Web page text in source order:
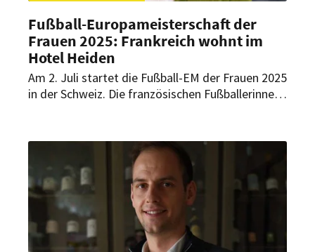
Fußball-Europameisterschaft der
Frauen 2025: Frankreich wohnt im
Hotel Heiden
Am 2. Juli startet die Fußball-EM der Frauen 2025
in der Schweiz. Die französischen Fußballerinnen
einem Viersternehaus residieren. Wie die
Französinnen im Hotel Heiden wohnen werden,
verrät Direktorin und Gastgeberin Beatrice
Forster im Rahmen einer exklusiven EM-
Interviewreihe von HOGAPAGE.